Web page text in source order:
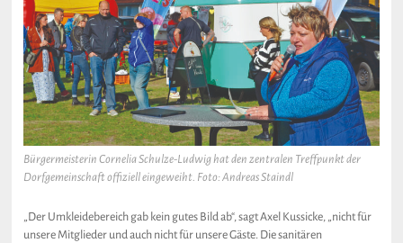
Bürgermeisterin Cornelia Schulze-Ludwig hat den zentralen Treffpunkt der
Dorfgemeinschaft offiziell eingeweiht. Foto: Andreas Staindl
„Der Umkleidebereich gab kein gutes Bild ab“, sagt Axel Kussicke, „nicht für
unsere Mitglieder und auch nicht für unsere Gäste. Die sanitären